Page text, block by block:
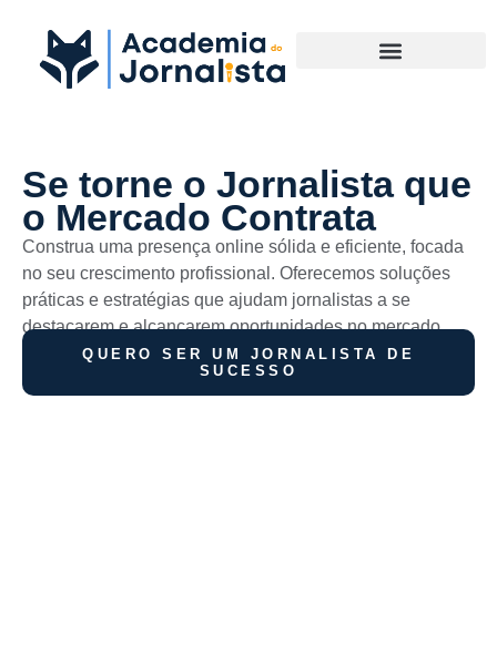
Se torne o Jornalista que
o Mercado Contrata
Construa uma presença online sólida e eficiente, focada
no seu crescimento profissional. Oferecemos soluções
práticas e estratégias que ajudam jornalistas a se
destacarem e alcançarem oportunidades no mercado.
QUERO SER UM JORNALISTA DE
SUCESSO